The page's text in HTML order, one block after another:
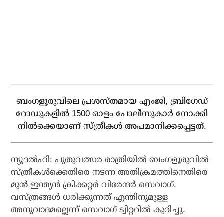
ബംഗളൂരുവിലെ പ്രശസ്തമായ എംജി, ബ്രിഗേഡ്
റോഡുകളില്‍ 1500 ഓളം പോലീസുകാര്‍ നോക്കി
നില്‍ക്കെയാണ് സ്ത്രീകള്‍ അപമാനിക്കപ്പെട്ടത്.
ന്യൂദല്‍ഹി: പുതുവത്സര രാത്രിയില്‍ ബംഗളൂരുവില്‍
സ്ത്രീകള്‍ക്കെതിരെ നടന്ന അതിക്രമത്തിനെതിരെ
മുന്‍ ഇന്ത്യന്‍ ക്രിക്കറ്റര്‍ വിരേന്ദര്‍ സെവാഗ്.
വസ്ത്രങ്ങള്‍ ധരിക്കുന്നത് എന്തിനുമുള്ള
അനുവാദമല്ലെന്ന് സെവാഗ് ട്വിറ്ററില്‍ കുറിച്ചു.